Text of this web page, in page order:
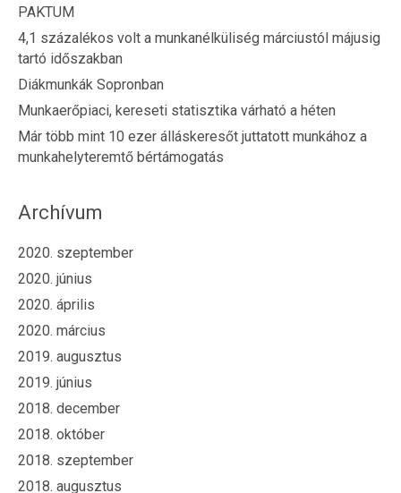
PAKTUM
4,1 százalékos volt a munkanélküliség márciustól májusig
tartó időszakban
Diákmunkák Sopronban
Munkaerőpiaci, kereseti statisztika várható a héten
Már több mint 10 ezer álláskeresőt juttatott munkához a
munkahelyteremtő bértámogatás
Archívum
2020. szeptember
2020. június
2020. április
2020. március
2019. augusztus
2019. június
2018. december
2018. október
2018. szeptember
2018. augusztus